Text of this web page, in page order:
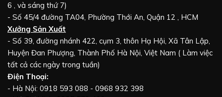
6 , và sáng thứ 7)
- Số 45/4 đường TA04, Phường Thới An, Quận 12 , HCM
Xưởng Sản Xuất
- Số 39, đường nhánh 422, cụm 3, thôn Hạ Hội, Xã Tân Lập,
Huyện Đan Phượng, Thành Phố Hà Nội, Việt Nam ( Làm việc
tất cả các ngày trong tuần)
Điện Thoại:
- Hà Nội: 0918 593 088 - 0968 932 398